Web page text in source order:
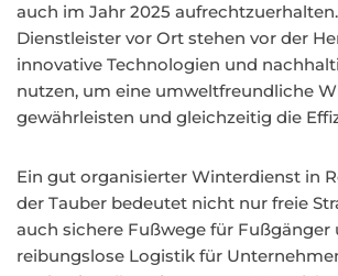
auch im Jahr 2025
Dienstleister vor Ort stehen vor der
innovative Technologien und
nutzen, um eine umweltfreundliche
gewährleisten und gleichzeitig die
Ein gut organisierter Winterdienst in
der Tauber bedeutet nicht nur freie
auch sichere Fußwege für Fußgänger
reibungslose Logistik für